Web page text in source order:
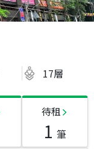
17層
待租
1 筆